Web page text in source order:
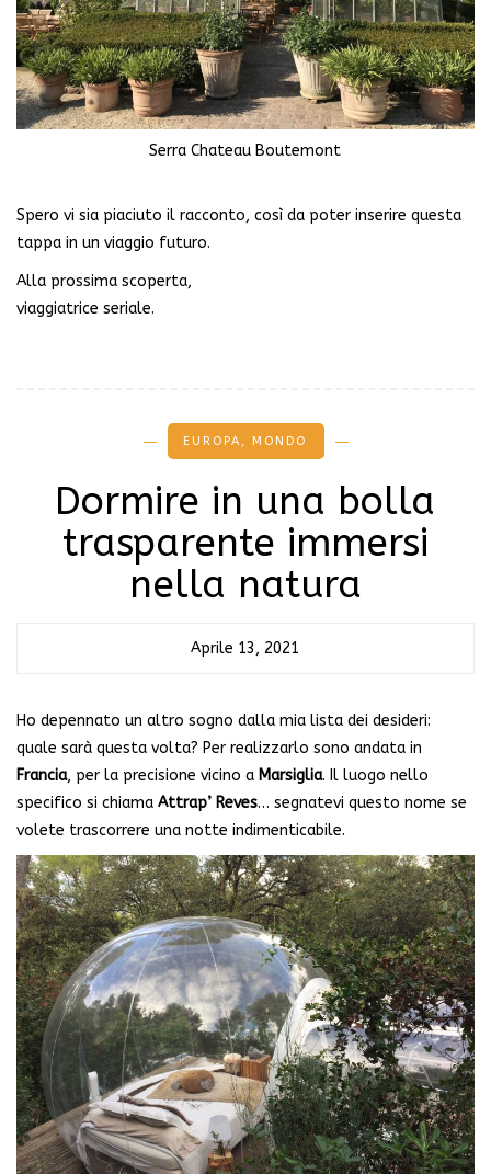
Serra Chateau Boutemont
Spero vi sia piaciuto il racconto, così da poter inserire questa
tappa in un viaggio futuro.
Alla prossima scoperta,
viaggiatrice seriale.
EUROPA , MONDO
Dormire in una bolla
trasparente immersi
nella natura
Aprile 13, 2021
Ho depennato un altro sogno dalla mia lista dei desideri:
quale sarà questa volta? Per realizzarlo sono andata in
Francia, per la precisione vicino a Marsiglia. Il luogo nello
specifico si chiama Attrap’ Reves… segnatevi questo nome se
volete trascorrere una notte indimenticabile.